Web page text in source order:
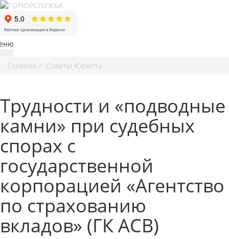
Главная Советы Юриста
Трудности и «подводные
камни» при судебных
спорах с
государственной
корпорацией «Агентство
по страхованию
вкладов» (ГК АСВ)